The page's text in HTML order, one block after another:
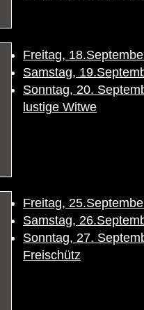
Freitag,
Samstag,
Sonntag, 20.
lustige Witwe
Freitag,
Samstag,
Sonntag, 27.
Freischütz